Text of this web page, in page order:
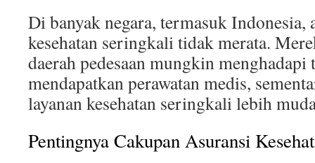
Di banyak negara, termasuk Indonesia,
kesehatan seringkali tidak merata.
daerah pedesaan mungkin menghadapi
mendapatkan perawatan medis,
layanan kesehatan seringkali lebih
Pentingnya Cakupan Asuransi